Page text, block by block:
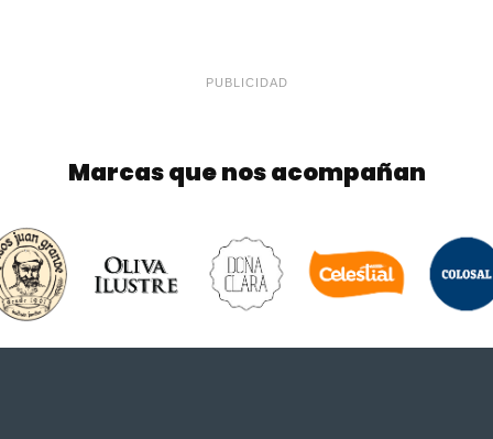
PUBLICIDAD
Marcas que nos acompañan